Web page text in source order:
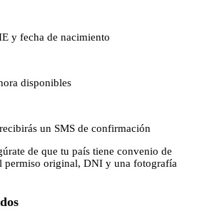
y fecha de nacimiento
disponibles
un SMS de confirmación
de que tu país tiene convenio de
permiso original, DNI y una fotografía